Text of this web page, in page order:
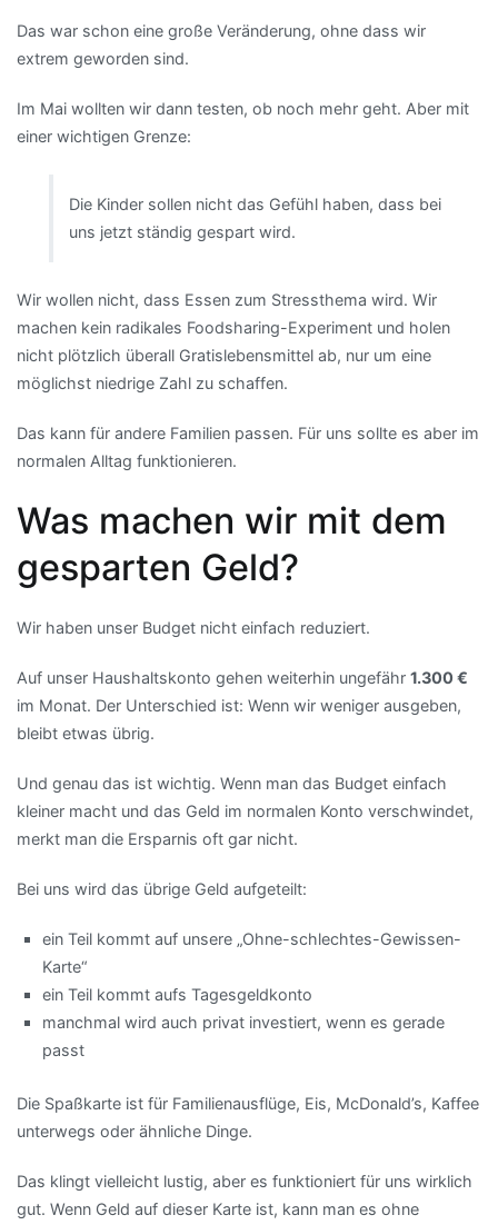
Das war schon eine große Veränderung, ohne dass wir
extrem geworden sind.
Im Mai wollten wir dann testen, ob noch mehr geht. Aber mit
einer wichtigen Grenze:
Die Kinder sollen nicht das Gefühl haben, dass bei
uns jetzt ständig gespart wird.
Wir wollen nicht, dass Essen zum Stressthema wird. Wir
machen kein radikales Foodsharing-Experiment und holen
nicht plötzlich überall Gratislebensmittel ab, nur um eine
möglichst niedrige Zahl zu schaffen.
Das kann für andere Familien passen. Für uns sollte es aber im
normalen Alltag funktionieren.
Was machen wir mit dem
gesparten Geld?
Wir haben unser Budget nicht einfach reduziert.
Auf unser Haushaltskonto gehen weiterhin ungefähr 1.300 €
im Monat. Der Unterschied ist: Wenn wir weniger ausgeben,
bleibt etwas übrig.
Und genau das ist wichtig. Wenn man das Budget einfach
kleiner macht und das Geld im normalen Konto verschwindet,
merkt man die Ersparnis oft gar nicht.
Bei uns wird das übrige Geld aufgeteilt:
ein Teil kommt auf unsere „Ohne-schlechtes-Gewissen-
Karte“
ein Teil kommt aufs Tagesgeldkonto
manchmal wird auch privat investiert, wenn es gerade
passt
Die Spaßkarte ist für Familienausflüge, Eis, McDonald’s, Kaffee
unterwegs oder ähnliche Dinge.
Das klingt vielleicht lustig, aber es funktioniert für uns wirklich
gut. Wenn Geld auf dieser Karte ist, kann man es ohne